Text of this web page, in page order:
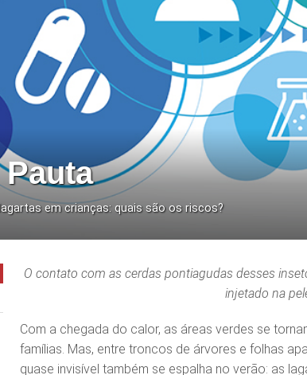
em crianças: quais são os riscos?
O contato com as cerdas pontiagudas desses
injetado na
Com a chegada do calor, as áreas verdes se
famílias. Mas, entre troncos de árvores e folhas
quase invisível também se espalha no verão: as